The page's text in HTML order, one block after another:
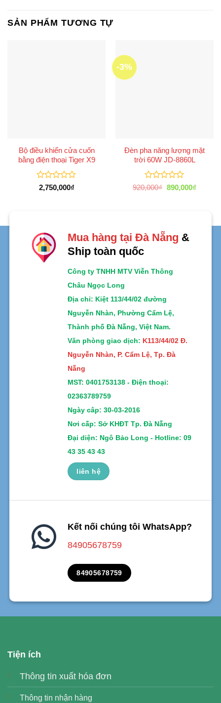
SẢN PHẨM TƯƠNG TỰ
Bộ điều khiển cửa cuốn
bằng điện thoại Tiger X9
Được
2,750,000₫
-3%
Đèn pha năng lượng mặt
trời 60W JD-8860L
Được
920,000₫ Giá
890,000₫Giá
Mua hàng tại Đà Nẵng &
Ship toàn quốc
Công ty TNHH MTV Viễn Thông
Châu Ngọc Long
Địa chỉ: Kiệt 113/44/02 đường
Nguyễn Nhàn, Phường Cẩm Lệ,
Thành phố Đà Nẵng, Việt Nam.
Văn phòng giao dịch: K113/44/02 Đ.
Nguyễn Nhàn, P. Cẩm Lệ, Tp. Đà
Nẵng
MST: 0401753138 - Điện thoại:
02363789759
Ngày câp: 30-03-2016
Nơi cấp: Sở KHĐT Tp. Đà Nẵng
Đại diện: Ngô Bảo Long - Hotline: 09
43 35 43 43
liên hệ
Kết nối chúng tôi WhatsApp?
84905678759
84905678759
Tiện ích
Thông tin xuất hóa đơn
Thông tin nhận hàng